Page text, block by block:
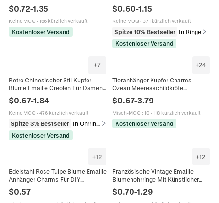
Künstliche Jade Fächer
Bambusblatt Quaste Vintage
Damen Silberstecker
$0.72-1.35
Keine MOQ · 166 kürzlich verkauft
Kostenloser Versand
Marmor Textur Herz Design Mode
Schmuck Für Damen
$0.60-1.15
Keine MOQ · 371 kürzlich verkauft
Spitze 10% Bestseller In Ringe
Kostenloser Versand
+7
Retro Chinesischer Stil Kupfer
Blume Emaille Creolen Für Damen
Geschenk Mehrfarbige Ohrringe
$0.67-1.84
Keine MOQ · 476 kürzlich verkauft
Spitze 3% Bestseller
In Ohrringe
Kostenloser Versand
+24
Tieranhänger Kupfer Charms
Ozean Meeresschildkröte
Monster Zirkon Emaille DIY
Schmuck
$0.67-3.79
Misch-MOQ : 10 · 118 kürzlich verkauft
Kostenloser Versand
+12
Edelstahl Rose Tulpe Blume Emaille
Anhänger Charms Für DIY
Schmuckherstellung Halsketten
Ohrringe Floral Vintage Stil
$0.57
+12
Französische Vintage Emaille
Blumenohrringe Mit Künstlicher
Künstliche Perle Zinklegierung
Ölgemälde Stil Palast Schmuck Für
$0.70-1.29